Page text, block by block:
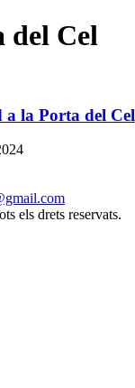
del Cel
la Porta del Cel
els drets reservats.